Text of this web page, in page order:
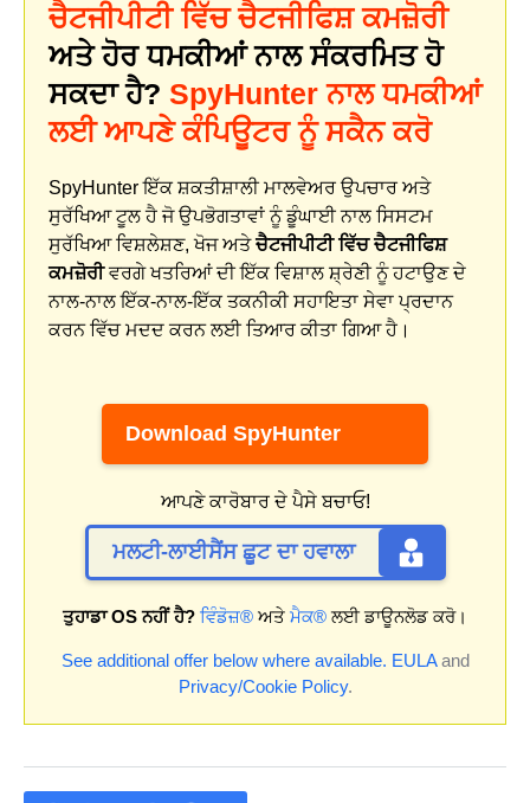
ਚੈਟਜੀਪੀਟੀ ਵਿੱਚ ਚੈਟਜੀਫਿਸ਼ ਕਮਜ਼ੋਰੀ
ਅਤੇ ਹੋਰ ਧਮਕੀਆਂ ਨਾਲ ਸੰਕਰਮਿਤ ਹੋ
ਸਕਦਾ ਹੈ? SpyHunter ਨਾਲ ਧਮਕੀਆਂ
ਲਈ ਆਪਣੇ ਕੰਪਿਊਟਰ ਨੂੰ ਸਕੈਨ ਕਰੋ
SpyHunter ਇੱਕ ਸ਼ਕਤੀਸ਼ਾਲੀ ਮਾਲਵੇਅਰ ਉਪਚਾਰ ਅਤੇ
ਸੁਰੱਖਿਆ ਟੂਲ ਹੈ ਜੋ ਉਪਭੋਗਤਾਵਾਂ ਨੂੰ ਡੂੰਘਾਈ ਨਾਲ ਸਿਸਟਮ
ਸੁਰੱਖਿਆ ਵਿਸ਼ਲੇਸ਼ਣ, ਖੋਜ ਅਤੇਚੈਟਜੀਪੀਟੀ ਵਿੱਚ ਚੈਟਜੀਫਿਸ਼
ਕਮਜ਼ੋਰੀਵਰਗੇ ਖਤਰਿਆਂ ਦੀ ਇੱਕ ਵਿਸ਼ਾਲ ਸ਼੍ਰੇਣੀ ਨੂੰ ਹਟਾਉਣ ਦੇ
ਨਾਲ-ਨਾਲ ਇੱਕ-ਨਾਲ-ਇੱਕ ਤਕਨੀਕੀ ਸਹਾਇਤਾ ਸੇਵਾ ਪ੍ਰਦਾਨ
ਕਰਨ ਵਿੱਚ ਮਦਦ ਕਰਨ ਲਈ ਤਿਆਰ ਕੀਤਾ ਗਿਆ ਹੈ।
Download SpyHunter
ਆਪਣੇ ਕਾਰੋਬਾਰ ਦੇ ਪੈਸੇ ਬਚਾਓ!
ਮਲਟੀ-ਲਾਈਸੈਂਸ ਛੂਟ ਦਾ ਹਵਾਲਾ
ਤੁਹਾਡਾ OS ਨਹੀਂ ਹੈ? ਵਿੰਡੋਜ਼® ਅਤੇ ਮੈਕ® ਲਈ ਡਾਊਨਲੋਡ ਕਰੋ।
See additional offer below where available. EULAand
Privacy/Cookie Policy.